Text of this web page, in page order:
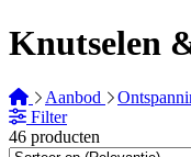
Knutselen
Aanbod
Filter
46 producten